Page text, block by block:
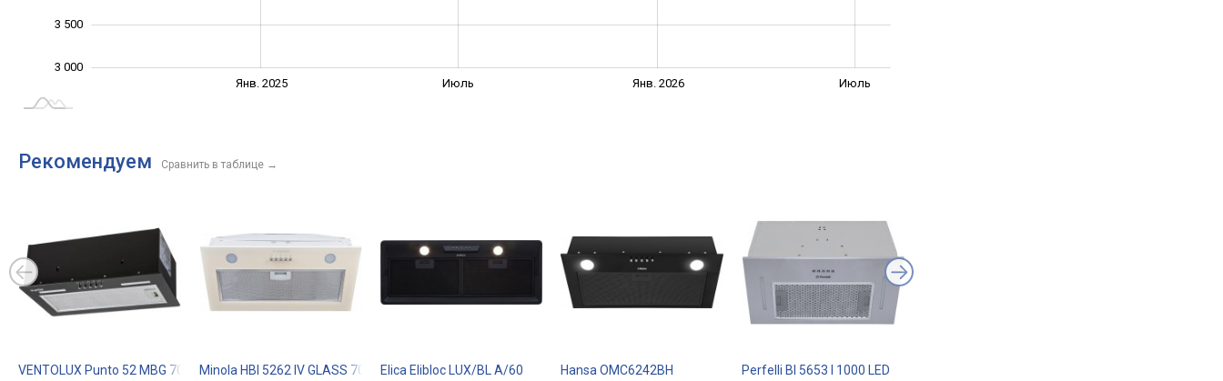
3 000
3 500
Янв. 2025 Июль Янв. 2026 Июль
Рекомендуем Сравнить в таблице →
VENTOLUX Punto 52 MBG 700 PBMinola HBI 5262 IV GLASS 700 LEDElica Elibloc LUX/BL A/60 Hansa OMC6242BH Perfelli BI 5653 I 1000 LED